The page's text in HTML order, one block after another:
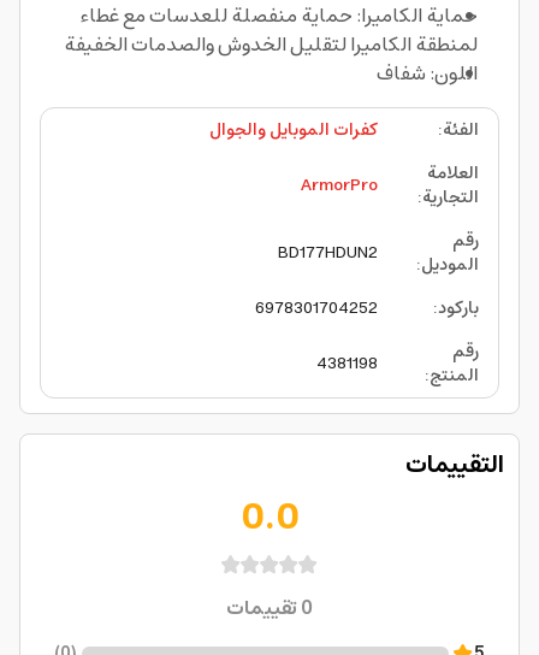
حماية الكاميرا: حماية منفصلة للعدسات مع غطاء
لمنطقة الكاميرا لتقليل الخدوش والصدمات الخفيفة
اللون: شفاف
الفئة:
كفرات الموبايل والجوال
العلامة
التجارية:
ArmorPro
رقم
الموديل:
BD177HDUN2
باركود:
6978301704252
رقم
المنتج:
4381198
التقييمات
0.0
0تقييمات